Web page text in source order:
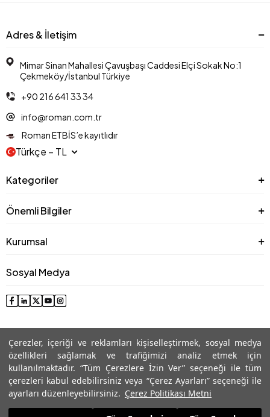
Çerezler, içeriği ve reklamları kişiselleştirmek, sosyal medya
özellikleri sağlamak ve trafiğimizi analiz etmek için
kullanılmaktadır. “Tüm Çerezlere İzin Ver” seçeneği ile tüm
çerezleri kabul edebilirsiniz veya “Çerez Ayarları” seçeneği ile
ayarları düzenleyebilirsiniz. Çerez Politikası Metni
Adres & İletişim
Mimar Sinan Mahallesi Çavuşbaşı Caddesi Elçi Sokak No:1
Çekmeköy/İstanbul Türkiye
+90 216 641 33 34
info@roman.com.tr
Roman ETBİS’e kayıtlıdır
Türkçe − TL
Kategoriler
Önemli Bilgiler
Kurumsal
Sosyal Medya
© 2025 Roman® Tüm Hakları Saklıdır, İzinsiz kullanılamaz